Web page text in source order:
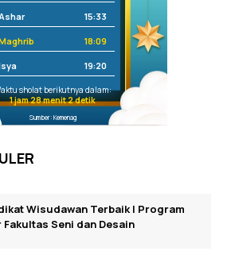
Ashar 15:33
18:09
19:20
sholat berikutnya dalam:
1 jam 28 menit 1 detik
Sumber: Kemenag
Wisudawan Terbaik I Program
Seni dan Desain